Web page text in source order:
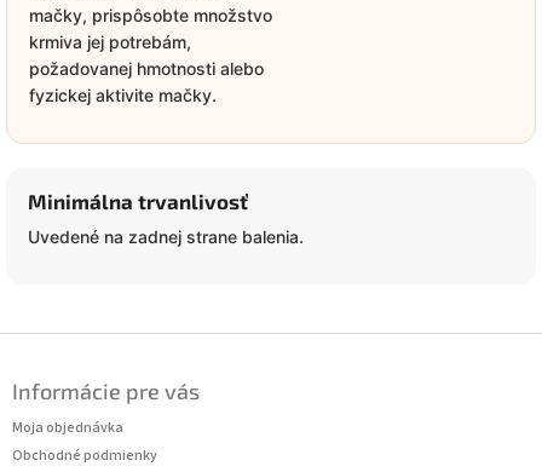
mačky, prispôsobte množstvo
krmiva jej potrebám,
požadovanej hmotnosti alebo
fyzickej aktivite mačky.
Minimálna trvanlivosť
Uvedené na zadnej strane balenia.
Informácie pre vás
Moja objednávka
Obchodné podmienky